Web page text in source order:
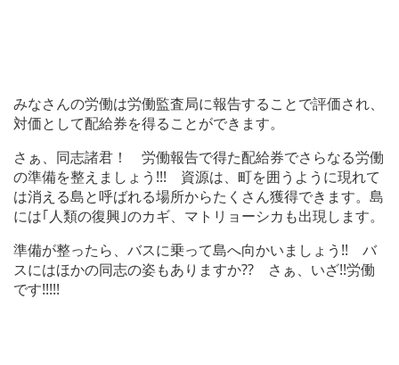
みなさんの労働は労働監査局に報告することで評価され、
対価として配給券を得ることができます。
さぁ、同志諸君！ 労働報告で得た配給券でさらなる労働
の準備を整えましょう!!! 資源は、町を囲うように現れて
は消える島と呼ばれる場所からたくさん獲得できます。島
には｢人類の復興｣のカギ、マトリョーシカも出現します。
準備が整ったら、バスに乗って島へ向かいましょう!! バ
スにはほかの同志の姿もありますか?? さぁ、いざ!!労働
です!!!!!